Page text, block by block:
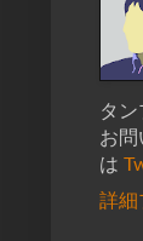
タ
お問
は
詳細